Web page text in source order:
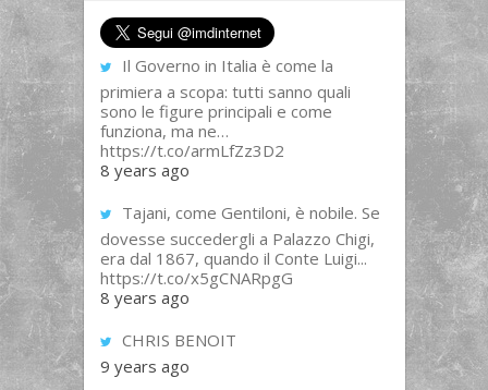
Il Governo in Italia è come la
primiera a scopa: tutti sanno quali
sono le figure principali e come
funziona, ma ne…
https://t.co/armLfZz3D2
8 years ago
Tajani, come Gentiloni, è nobile. Se
dovesse succedergli a Palazzo Chigi,
era dal 1867, quando il Conte Luigi...
https://t.co/x5gCNARpgG
8 years ago
CHRIS BENOIT
9 years ago